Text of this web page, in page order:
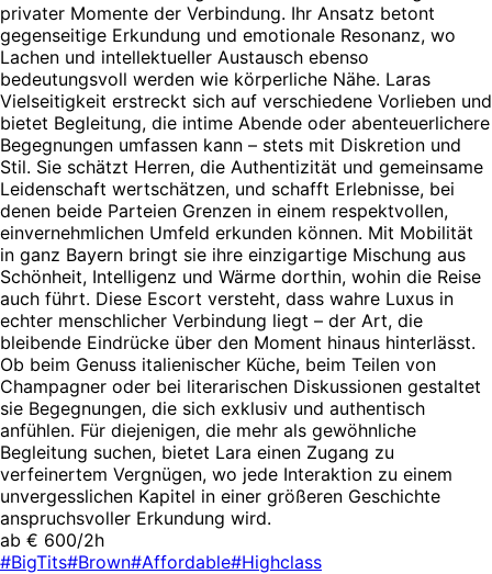
privater Momente der Verbindung. Ihr Ansatz betont
gegenseitige Erkundung und emotionale Resonanz, wo
Lachen und intellektueller Austausch ebenso
bedeutungsvoll werden wie körperliche Nähe. Laras
Vielseitigkeit erstreckt sich auf verschiedene Vorlieben und
bietet Begleitung, die intime Abende oder abenteuerlichere
Begegnungen umfassen kann – stets mit Diskretion und
Stil. Sie schätzt Herren, die Authentizität und gemeinsame
Leidenschaft wertschätzen, und schafft Erlebnisse, bei
denen beide Parteien Grenzen in einem respektvollen,
einvernehmlichen Umfeld erkunden können. Mit Mobilität
in ganz Bayern bringt sie ihre einzigartige Mischung aus
Schönheit, Intelligenz und Wärme dorthin, wohin die Reise
auch führt. Diese Escort versteht, dass wahre Luxus in
echter menschlicher Verbindung liegt – der Art, die
bleibende Eindrücke über den Moment hinaus hinterlässt.
Ob beim Genuss italienischer Küche, beim Teilen von
Champagner oder bei literarischen Diskussionen gestaltet
sie Begegnungen, die sich exklusiv und authentisch
anfühlen. Für diejenigen, die mehr als gewöhnliche
Begleitung suchen, bietet Lara einen Zugang zu
verfeinertem Vergnügen, wo jede Interaktion zu einem
unvergesslichen Kapitel in einer größeren Geschichte
anspruchsvoller Erkundung wird.
ab € 600/2h
#BigTits#Brown#Affordable#Highclass